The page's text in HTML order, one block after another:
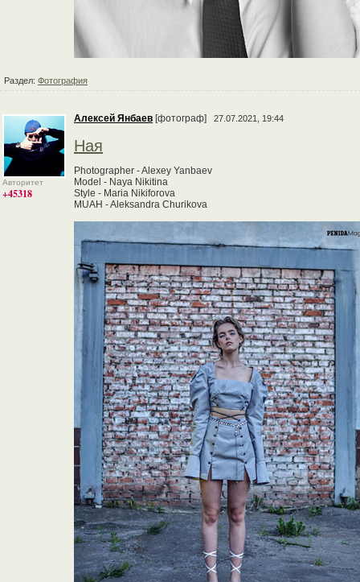
Раздел: Фотография
Авторитет
+45318
Алексей Янбаев [фотограф] 27.07.2021, 19:44
Ная
Photographer - Alexey Yanbaev
Model - Naya Nikitina
Style - Maria Nikiforova
MUAH - Aleksandra Churikova